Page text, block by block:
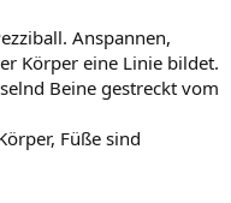
Anspannen,
Körper eine Linie bildet.
Beine gestreckt vom
Füße sind